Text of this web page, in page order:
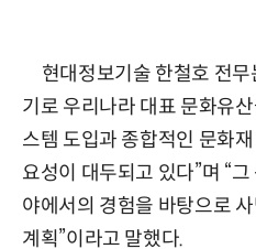
현대정보기술 한철호 전무
기로 우리나라 대표 문화유
스템 도입과 종합적인 문화
요성이 대두되고 있다”며 “
야에서의 경험을 바탕으로
계획”이라고 말했다.